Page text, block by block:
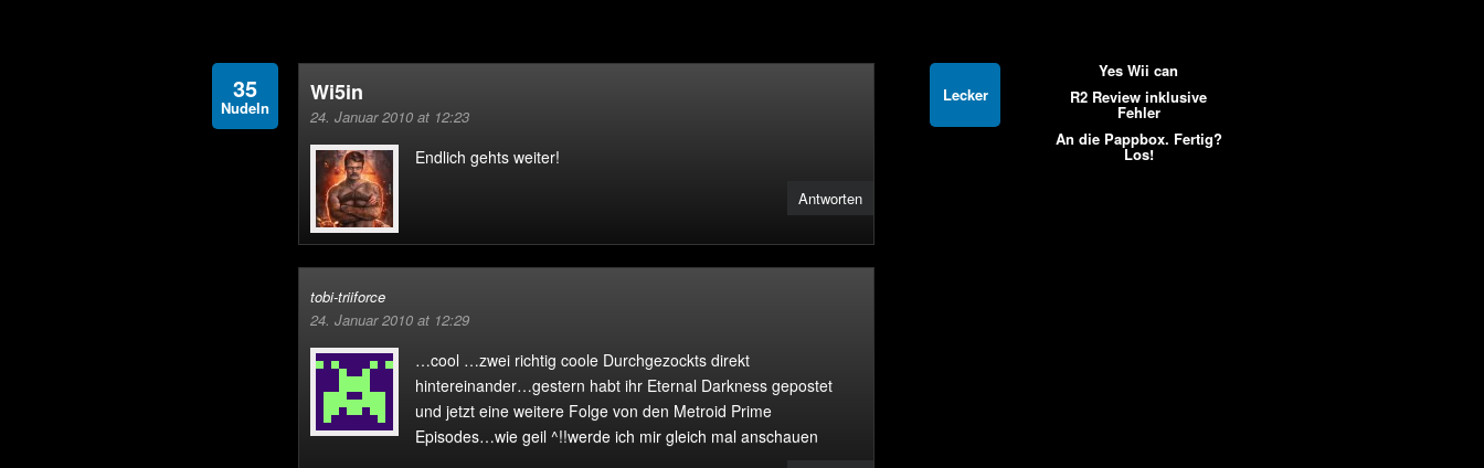
35
Nudeln
Wi5in
24. Januar 2010 at 12:23
Endlich gehts weiter!
Antworten
tobi-triiforce
24. Januar 2010 at 12:29
…cool …zwei richtig coole Durchgezockts direkt
hintereinander…gestern habt ihr Eternal Darkness gepostet
und jetzt eine weitere Folge von den Metroid Prime
Episodes…wie geil ^!!werde ich mir gleich mal anschauen
Lecker
Yes Wii can
R2 Review inklusive
Fehler
An die Pappbox. Fertig?
Los!